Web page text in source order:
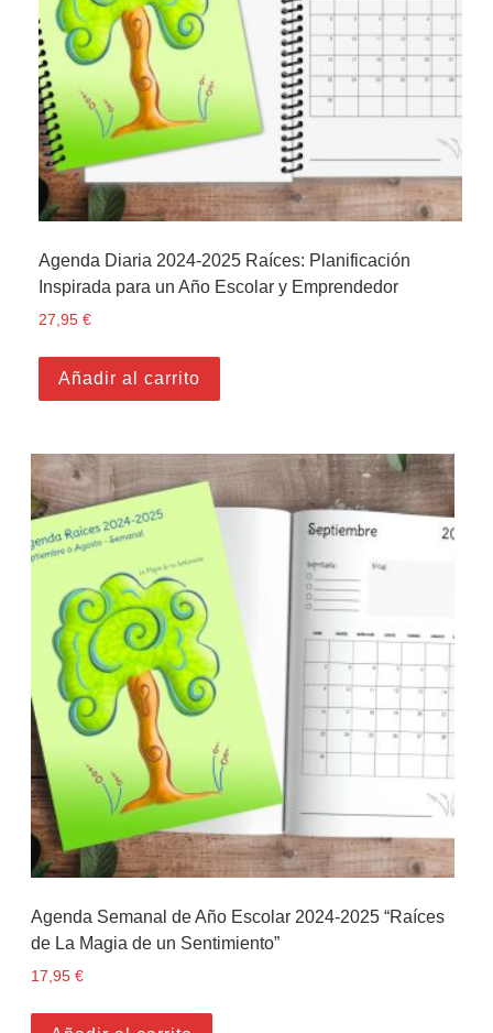
Agenda Diaria 2024-2025 Raíces: Planificación
Inspirada para un Año Escolar y Emprendedor
27,95€
Añadir al carrito
Agenda Semanal de Año Escolar 2024-2025 “Raíces
de La Magia de un Sentimiento”
17,95 €